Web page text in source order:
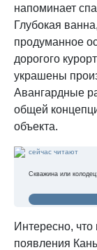
напоминает
Глубокая
продуманное
дорогого
украшены
Авангардные
общей
объекта.
сейчас читают
Скважина или
Интересно, что
появления